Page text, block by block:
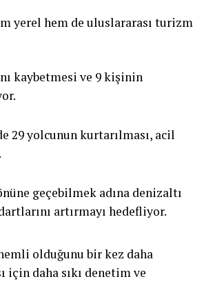
yerel hem de uluslararası turizm
kaybetmesi ve 9 kişinin
29 yolcunun kurtarılması, acil
geçebilmek adına denizaltı
artırmayı hedefliyor.
olduğunu bir kez daha
için daha sıkı denetim ve